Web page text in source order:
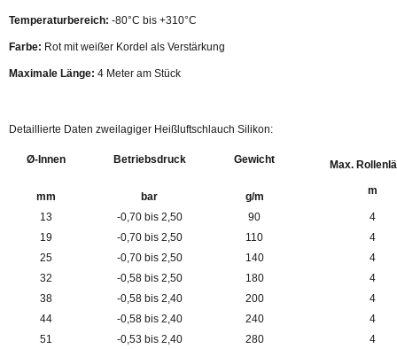
Temperaturbereich: -80°C bis +310°C
Farbe: Rot mit weißer Kordel als Verstärkung
Maximale Länge: 4 Meter am Stück
Detaillierte Daten zweilagiger Heißluftschlauch Silikon:
Ø-Innen
mm
Betriebsdruck
bar
Gewicht
g/m
Max.
m
13 -0,70 bis 2,50 90
4
19
-0,70 bis 2,50 110
4
25
-0,70 bis 2,50 140
4
32
-0,58 bis 2,50 180
4
38
-0,58 bis 2,40 200
4
44
-0,58 bis 2,40 240
4
51
-0,53 bis 2,40 280
4